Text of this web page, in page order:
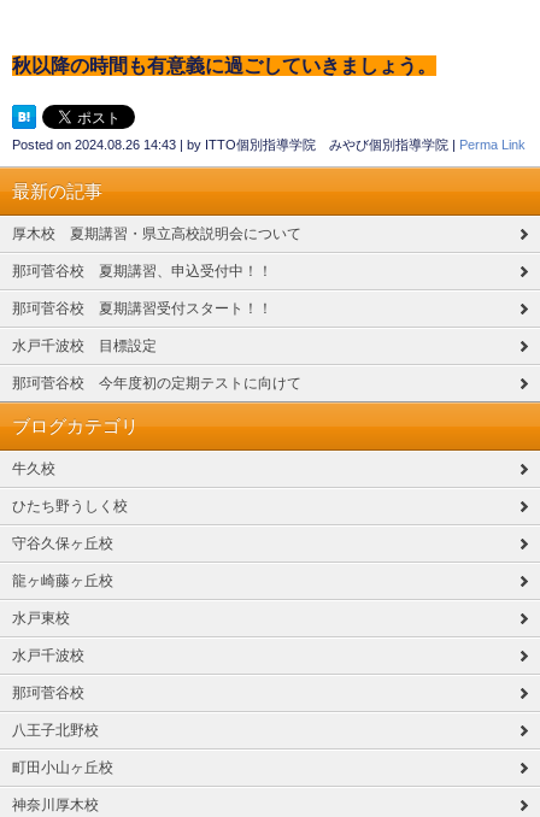
秋以降の時間も有意義に過ごしていきましょう。
Posted on 2024.08.26 14:43 | by ITTO個別指導学院 みやび個別指導学院 | Perma Link
最新の記事
厚木校 夏期講習・県立高校説明会について
那珂菅谷校 夏期講習、申込受付中！！
那珂菅谷校 夏期講習受付スタート！！
水戸千波校 目標設定
那珂菅谷校 今年度初の定期テストに向けて
ブログカテゴリ
牛久校
ひたち野うしく校
守谷久保ヶ丘校
龍ヶ崎藤ヶ丘校
水戸東校
水戸千波校
那珂菅谷校
八王子北野校
町田小山ヶ丘校
神奈川厚木校